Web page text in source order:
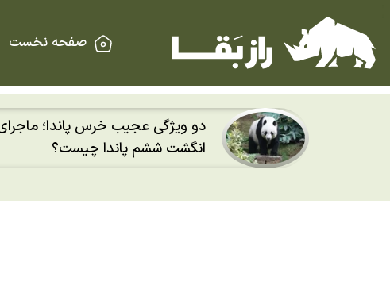
صفحه نخست
دو ویژگی عجیب خرس پاندا؛
انگشت ششم پاندا چیست؟